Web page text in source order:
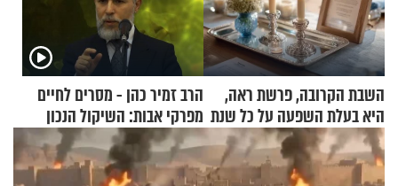
השבת הקרובה, פרשת ראה,
היא בעלת השפעה על כל שנת
תשפ"ז
הרב זמיר כהן - מסרים לחיים
מפרקי אבות: השיקול הנכון